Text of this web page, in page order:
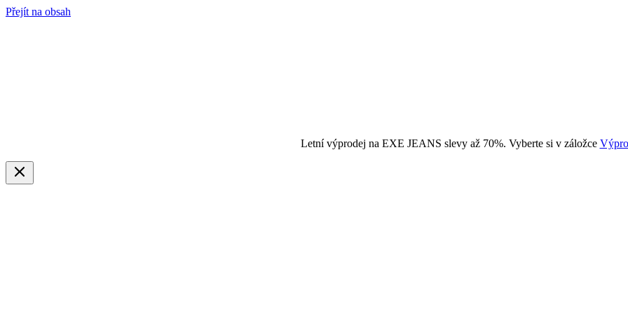
Přejít na obsah
Letní výprodej na EXE JEANS slevy až 70%. Vyberte si v záložce